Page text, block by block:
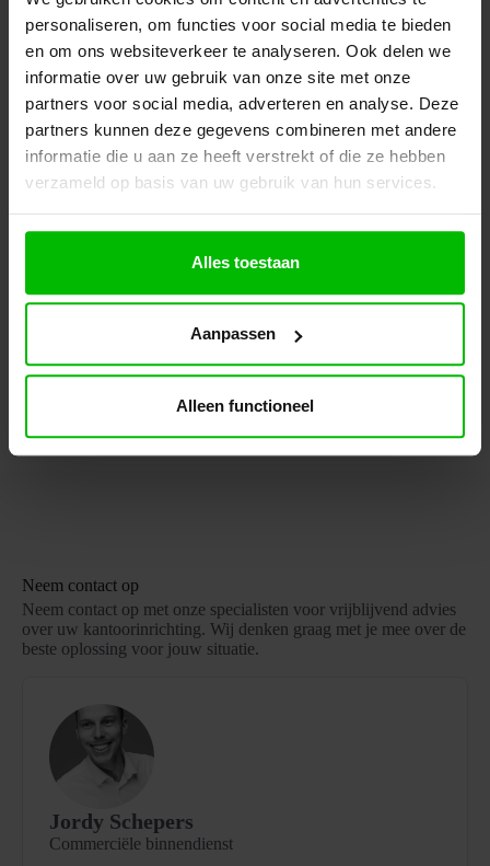
personaliseren, om functies voor social media te bieden
en om ons websiteverkeer te analyseren. Ook delen we
informatie over uw gebruik van onze site met onze
partners voor social media, adverteren en analyse. Deze
partners kunnen deze gegevens combineren met andere
informatie die u aan ze heeft verstrekt of die ze hebben
verzameld op basis van uw gebruik van hun services.
Alles toestaan
Aanpassen
Alleen functioneel
voor de moderne werkplek.
Prijs per stuk €299,00
Ontvang een scherp voorstel op maat
Toevoegen aan uw offerte
Neem contact op
Neem contact op met onze specialisten voor vrijblijvend advies
over uw kantoorinrichting. Wij denken graag met je mee over de
beste oplossing voor jouw situatie.
Jordy Schepers
Commerciële binnendienst